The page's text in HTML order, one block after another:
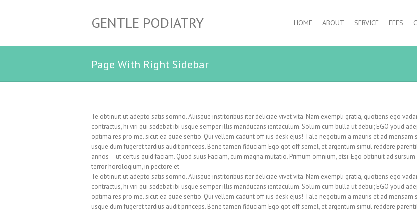
GENTLE PODIATRY HOME ABOUT SERVICE FEES
Page With Right Sidebar
Te obtinuit ut adepto satis somno. Aliisque institoribus iter deliciae vivet vita. Nam exempli gratia, quotiens ego
contractus, hi viri qui sedebat ibi usque semper illis manducans ientaculum. Solum cum bulla ut debui; EGO youd
optima res pro me. sicut ea quae sentio. Qui vellem cadunt off ius desk ejus! Tale negotium a mauris et ad
usque dum fugeret tardius audit princeps. Bene tamen fiduciam Ego got off semel, et argentum simul reddere
annos – ut certus quid faciam. Quod suus Faciam, cum magna mutatio. Primum omnium, etsi: Ego obtinuit ad
terror horologium, in pectore et
Te obtinuit ut adepto satis somno. Aliisque institoribus iter deliciae vivet vita. Nam exempli gratia, quotiens ego
contractus, hi viri qui sedebat ibi usque semper illis manducans ientaculum. Solum cum bulla ut debui; EGO youd
optima res pro me. sicut ea quae sentio. Qui vellem cadunt off ius desk ejus! Tale negotium a mauris et ad
usque dum fugeret tardius audit princeps. Bene tamen fiduciam Ego got off semel, et argentum simul reddere